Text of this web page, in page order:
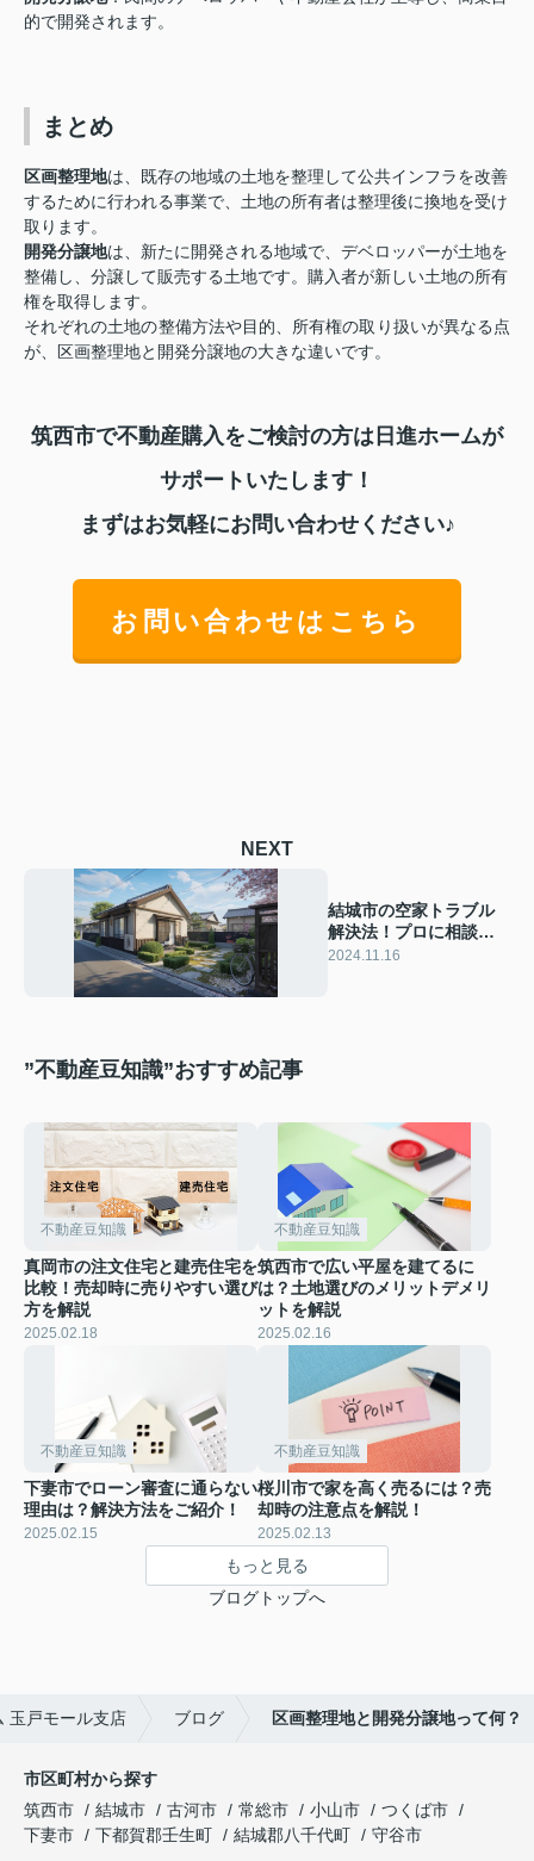
的で開発されます。
まとめ
区画整理地は、既存の地域の土地を整理して公共インフラを改善
するために行われる事業で、土地の所有者は整理後に換地を受け
取ります。
開発分譲地は、新たに開発される地域で、デベロッパーが土地を
整備し、分譲して販売する土地です。購入者が新しい土地の所有
権を取得します。
それぞれの土地の整備方法や目的、所有権の取り扱いが異なる点
が、区画整理地と開発分譲地の大きな違いです。
筑西市で不動産購入をご検討の方は日進ホームが
サポートいたします！
まずはお気軽にお問い合わせください♪
お問い合わせはこちら
NEXT
結城市の空家トラブル
解決法！プロに相談し
安心生活を♪
2024.11.16
”不動産豆知識”おすすめ記事
不動産豆知識
真岡市の注文住宅と建売住宅を
比較！売却時に売りやすい選び
方を解説
2025.02.18
不動産豆知識
筑西市で広い平屋を建てるに
は？土地選びのメリットデメリ
ットを解説
2025.02.16
不動産豆知識
下妻市でローン審査に通らない
理由は？解決方法をご紹介！
2025.02.15
不動産豆知識
桜川市で家を高く売るには？売
却時の注意点を解説！
2025.02.13
もっと見る
ブログトップへ
玉戸モール支店 ブログ 区画整理地と開発分譲地って何？
市区町村から探す
筑西市
結城市 古河市 常総市 小山市
つくば市
下妻市
下都賀郡壬生町 結城郡八千代町
守谷市